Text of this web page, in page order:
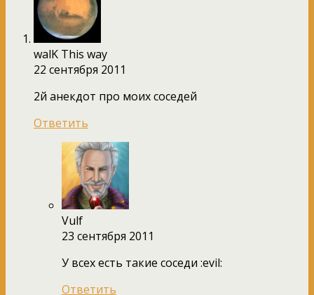
walK This way
22 сентября 2011
2й анекдот про моих соседей
Ответить
Vulf
23 сентября 2011
У всех есть такие соседи :evil:
Ответить